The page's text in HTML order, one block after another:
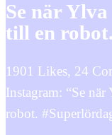
Se när
till en
1901 Likes, 24
Instagram: “Se
robot.